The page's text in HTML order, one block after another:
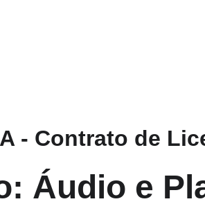
- Contrato de
Áudio e